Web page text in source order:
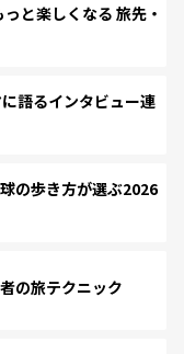
と楽しくなる 旅先・
語るインタビュー連
の歩き方が選ぶ2026
の旅テクニック